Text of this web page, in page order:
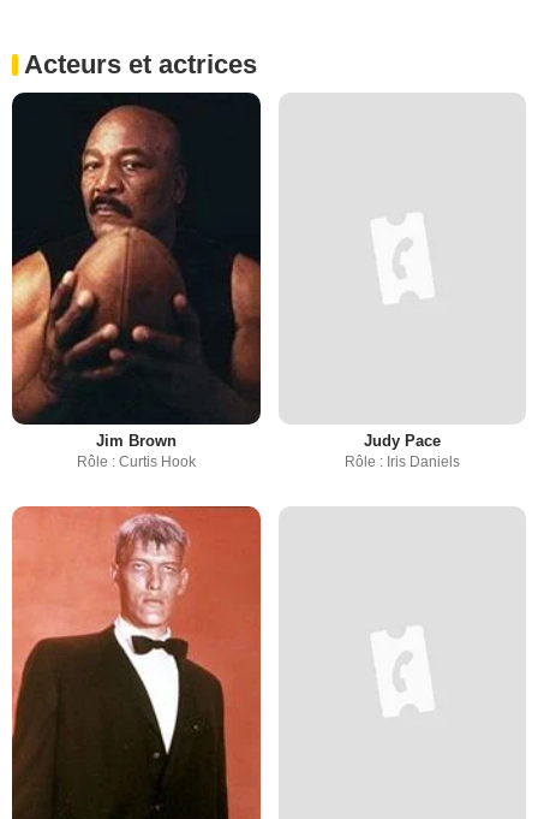
Acteurs et actrices
Jim Brown
Rôle : Curtis Hook
Judy Pace
Rôle : Iris Daniels